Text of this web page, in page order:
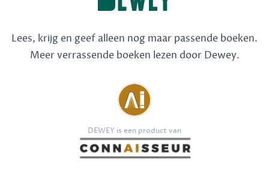
Lees, krijg en geef alleen nog maar passende boeken.
Meer verrassende boeken lezen door Dewey.
DEWEY is een product van